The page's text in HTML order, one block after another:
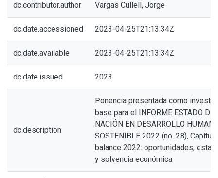
dc.contributor.author Vargas Cullell, Jorge
dc.date.accessioned 2023-04-25T21:13:34Z
dc.date.available 2023-04-25T21:13:34Z
dc.date.issued 2023
dc.description
Ponencia presentada como
base para el INFORME ESTADO DE
NACIÓN EN DESARROLLO
SOSTENIBLE 2022 (no. 28),
balance 2022: oportunidades,
y solvencia económica